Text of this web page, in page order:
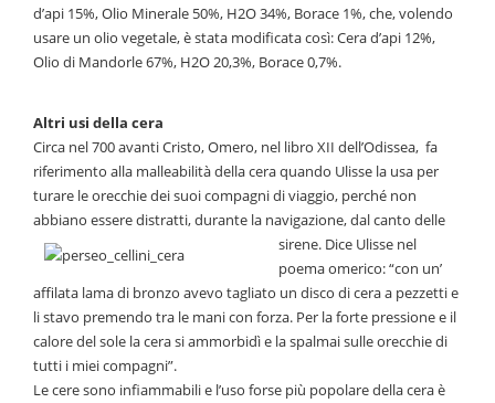
d’api 15%, Olio Minerale 50%, H2O 34%, Borace 1%, che, volendo
usare un olio vegetale, è stata modificata così: Cera d’api 12%,
Olio di Mandorle 67%, H2O 20,3%, Borace 0,7%.
Altri usi della cera
Circa nel 700 avanti Cristo, Omero, nel libro XII dell’Odissea, fa
riferimento alla malleabilità della cera quando Ulisse la usa per
turare le orecchie dei suoi compagni di viaggio, perché non
abbiano essere distratti, durante la navigazione, dalcanto delle
sirene. Dice Ulisse nel
poema omerico: “con un’
affilata lama di bronzo avevo tagliato un disco di cera a pezzetti e
li stavo premendo tra le mani con forza. Per la forte pressione e il
calore del sole la cera si ammorbidì e la spalmai sulle orecchie di
tutti i miei compagni”.
Le cere sono infiammabili e l’uso forse più popolare della cera è